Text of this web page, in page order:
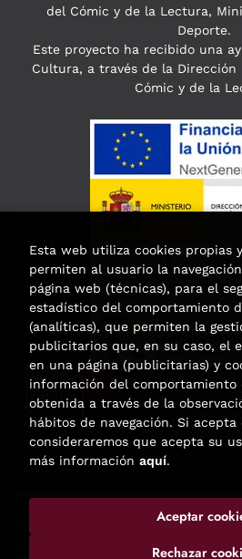
del Cómic y de la Lectura,
Deporte.
Este proyecto ha recibido una
Cultura, a través de la Dirección
Cómic y de la
Esta actividad
para la
la
. Todos
Esta web utiliza cookies propias
permiten al usuario la
página web (técnicas), para el
estadístico del comportamiento
(analíticas), que permiten la
publicitarios que, en su caso, el
en una página (publicitarias) y
información del comportamiento
obtenida a través de la
hábitos de navegación. Si acepta
consideraremos que acepta su
más información aquí.
Rechazar
Aceptar